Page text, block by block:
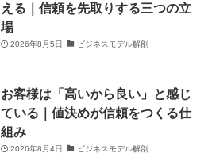
える｜信頼を先取りする三つの立
場
2026年8月5日 ビジネスモデル解剖
お客様は「高いから良い」と感じ
ている｜値決めが信頼をつくる仕
組み
2026年8月4日 ビジネスモデル解剖